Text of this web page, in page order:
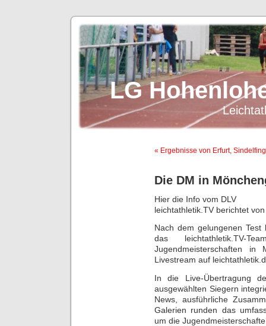
LG
« Ergebnisse von Erfurt,
Die DM in
Hier die Info vom DLV
leichtathletik.TV berichtet
Nach dem gelungenen
das leichtathletik.TV-
Jugendmeisterschaften
Livestream auf
In die Live-Übertragung
ausgewählten Siegern
News, ausführliche
Galerien runden das
um die